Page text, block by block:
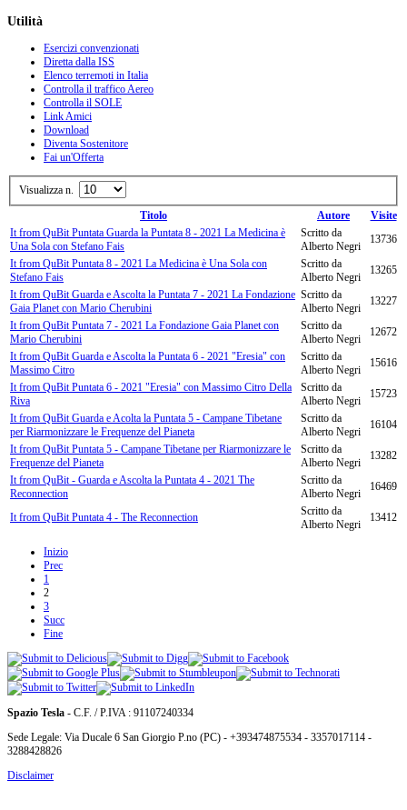
Utilità
Esercizi convenzionati
Diretta dalla ISS
Elenco terremoti in Italia
Controlla il traffico Aereo
Controlla il SOLE
Link Amici
Download
Diventa Sostenitore
Fai un'Offerta
Visualizza n.
Titolo Autore
Visite
It from QuBit Puntata Guarda la Puntata 8 - 2021 La Medicina è
Una Sola con Stefano Fais
Scritto da
Alberto Negri
13736
It from QuBit Puntata 8 - 2021 La Medicina è Una Sola con
Stefano Fais
Scritto da
Alberto Negri
13265
It from QuBit Guarda e Ascolta la Puntata 7 - 2021 La Fondazione
Gaia Planet con Mario Cherubini
Scritto da
Alberto Negri
13227
It from QuBit Puntata 7 - 2021 La Fondazione Gaia Planet con
Mario Cherubini
Scritto da
Alberto Negri
12672
It from QuBit Guarda e Ascolta la Puntata 6 - 2021 "Eresia" con
Massimo Citro
Scritto da
Alberto Negri
15616
It from QuBit Puntata 6 - 2021 "Eresia" con Massimo Citro Della
Riva
Scritto da
Alberto Negri
15723
It from QuBit Guarda e Acolta la Puntata 5 - Campane Tibetane
per Riarmonizzare le Frequenze del Pianeta
Scritto da
Alberto Negri
16104
It from QuBit Puntata 5 - Campane Tibetane per Riarmonizzare le
Frequenze del Pianeta
Scritto da
Alberto Negri
13282
It from QuBit - Guarda e Ascolta la Puntata 4 - 2021 The
Reconnection
Scritto da
Alberto Negri
16469
It from QuBit Puntata 4 - The Reconnection
Scritto da
Alberto Negri
13412
Inizio
Prec
1
2
3
Succ
Fine
Spazio Tesla - C.F. / P.IVA : 91107240334
Sede Legale: Via Ducale 6 San Giorgio P.no (PC) - +393474875534 - 3357017114 -
3288428826
Disclaimer